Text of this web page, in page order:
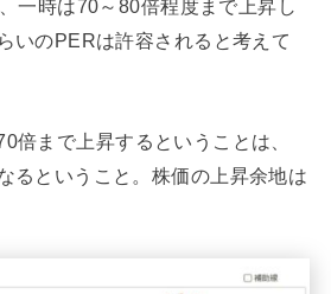
一時は70～80倍程度まで上昇し
いのPERは許容されると考えて
倍まで上昇するということは、
るということ。株価の上昇余地は